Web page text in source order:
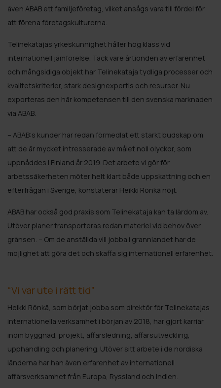
även ABAB ett familjeföretag, vilket ansågs vara till fördel för
att förena företagskulturerna.
Telinekatajas yrkeskunnighet håller hög klass vid
internationell jämförelse. Tack vare årtionden av erfarenhet
och mångsidiga objekt har Telinekataja tydliga processer och
kvalitetskriterier, stark designexpertis och resurser. Nu
exporteras den här kompetensen till den svenska marknaden
via ABAB.
– ABAB:s kunder har redan förmedlat ett starkt budskap om
att de är mycket intresserade av målet noll olyckor, som
uppnåddes i Finland år 2019. Det arbete vi gör för
arbetssäkerheten möter helt klart både uppskattning och en
efterfrågan i Sverige, konstaterar Heikki Rönkä nöjt.
ABAB har också god praxis som Telinekataja kan ta lärdom av.
Utöver planer transporteras redan materiel vid behov över
gränsen. – Om de anställda vill jobba i grannlandet har de
möjlighet att göra det och skaffa sig internationell erfarenhet.
“Vi var ute i rätt tid”
Heikki Rönkä, som börjat jobba som direktör för Telinekatajas
internationella verksamhet i början av 2018, har gjort karriär
inom byggnad, projekt, affärsledning, affärsutveckling,
upphandling och planering. Utöver sitt arbete i de nordiska
länderna har han även erfarenhet av internationell
affärsverksamhet från Europa, Ryssland och Indien.